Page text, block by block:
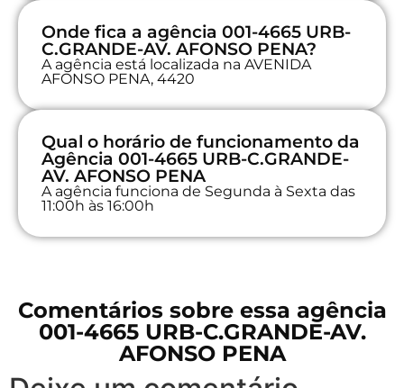
Onde fica a agência 001-4665 URB-
C.GRANDE-AV. AFONSO PENA?
A agência está localizada na AVENIDA
AFONSO PENA, 4420
Qual o horário de funcionamento da
Agência 001-4665 URB-C.GRANDE-
AV. AFONSO PENA
A agência funciona de Segunda à Sexta das
11:00h às 16:00h
Comentários sobre essa agência
001-4665 URB-C.GRANDE-AV.
AFONSO PENA